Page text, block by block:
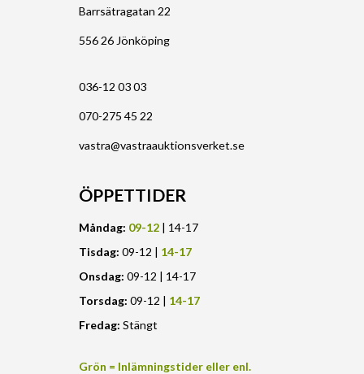
Barrsätragatan 22
556 26 Jönköping
036-12 03 03
070-275 45 22
vastra@vastraauktionsverket.se
ÖPPETTIDER
Måndag: 09-12 | 14-17
Tisdag: 09-12 | 14-17
Onsdag: 09-12 | 14-17
Torsdag: 09-12 | 14-17
Fredag: Stängt
Grön = Inlämningstider eller enl.